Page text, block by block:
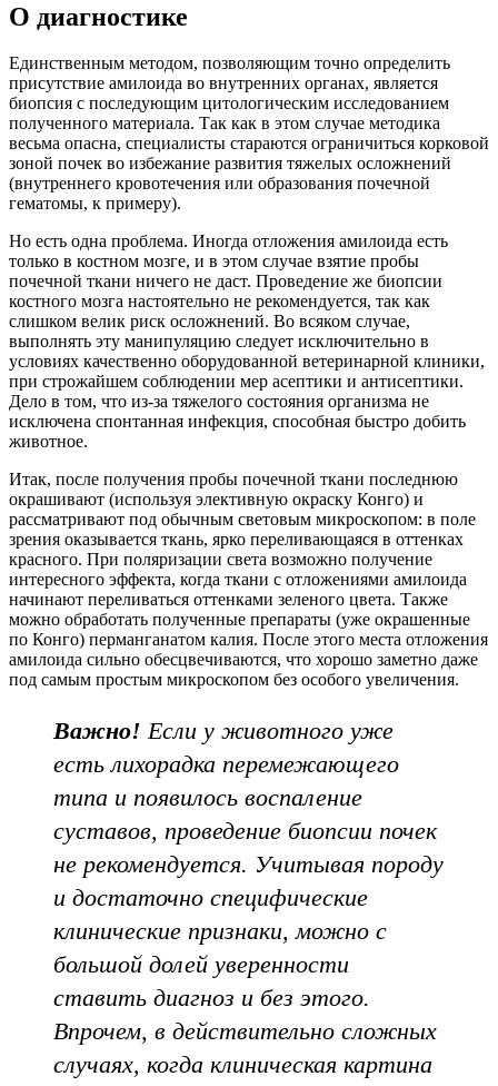
О диагностике
Единственным методом, позволяющим точно определить
присутствие амилоида во внутренних органах, является
биопсия с последующим цитологическим исследованием
полученного материала. Так как в этом случае методика
весьма опасна, специалисты стараются ограничиться корковой
зоной почек во избежание развития тяжелых осложнений
(внутреннего кровотечения или образования почечной
гематомы, к примеру).
Но есть одна проблема. Иногда отложения амилоида есть
только в костном мозге, и в этом случае взятие пробы
почечной ткани ничего не даст. Проведение же биопсии
костного мозга настоятельно не рекомендуется, так как
слишком велик риск осложнений. Во всяком случае,
выполнять эту манипуляцию следует исключительно в
условиях качественно оборудованной ветеринарной клиники,
при строжайшем соблюдении мер асептики и антисептики.
Дело в том, что из-за тяжелого состояния организма не
исключена спонтанная инфекция, способная быстро добить
животное.
Итак, после получения пробы почечной ткани последнюю
окрашивают (используя элективную окраску Конго) и
рассматривают под обычным световым микроскопом: в поле
зрения оказывается ткань, ярко переливающаяся в оттенках
красного. При поляризации света возможно получение
интересного эффекта, когда ткани с отложениями амилоида
начинают переливаться оттенками зеленого цвета. Также
можно обработать полученные препараты (уже окрашенные
по Конго) перманганатом калия. После этого места отложения
амилоида сильно обесцвечиваются, что хорошо заметно даже
под самым простым микроскопом без особого увеличения.
Важно! Если у животного уже
есть лихорадка перемежающего
типа и появилось воспаление
суставов, проведение биопсии почек
не рекомендуется. Учитывая породу
и достаточно специфические
клинические признаки, можно с
большой долей уверенности
ставить диагноз и без этого.
Впрочем, в действительно сложных
случаях, когда клиническая картина